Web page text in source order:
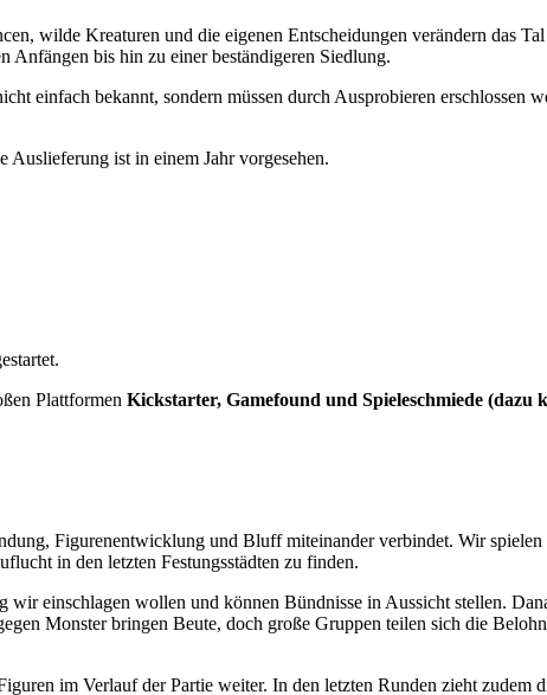
wilde Kreaturen und die eigenen Entscheidungen verändern das
Anfängen bis hin zu einer beständigeren Siedlung.
einfach bekannt, sondern müssen durch Ausprobieren erschlossen
ist in einem Jahr vorgesehen.
Plattformen Kickstarter, Gamefound und Spieleschmiede
Figurenentwicklung und Bluff miteinander verbindet. Wir
in den letzten Festungsstädten zu finden.
einschlagen wollen und können Bündnisse in Aussicht stellen.
Monster bringen Beute, doch große Gruppen teilen sich die
im Verlauf der Partie weiter. In den letzten Runden zieht zudem